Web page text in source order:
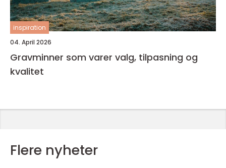
inspiration
04. April 2026
Gravminner som varer valg, tilpasning og
kvalitet
Flere nyheter